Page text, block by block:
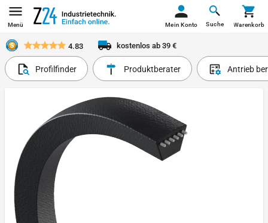
Menü Suche
Mein Konto Warenkorb
4.83 kostenlos ab 39 €
Profilfinder Produktberater Antrieb